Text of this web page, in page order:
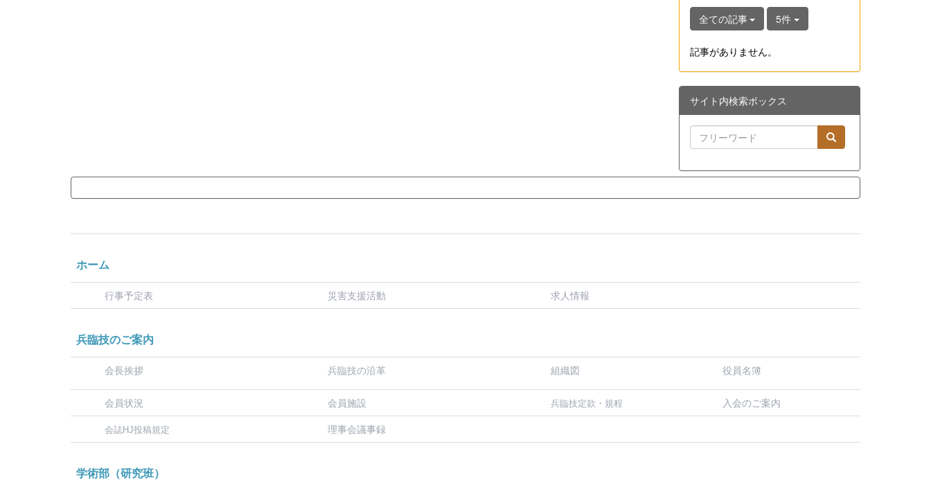
全ての記事 5件
記事がありません。
サイト内検索ボックス
ホーム
行事予定表 災害支援活動 求人情報
兵臨技のご案内
会長挨拶 兵臨技の沿革 組織図 役員名簿
会員状況 会員施設 兵臨技定款・規程 入会のご案内
会誌HJ投稿規定 理事会議事録
学術部（研究班）